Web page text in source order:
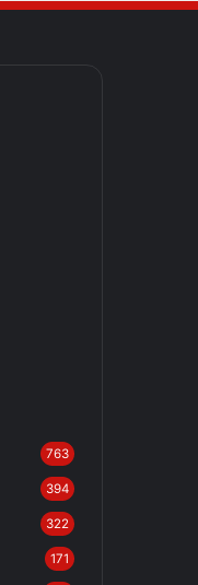
763
394
322
171